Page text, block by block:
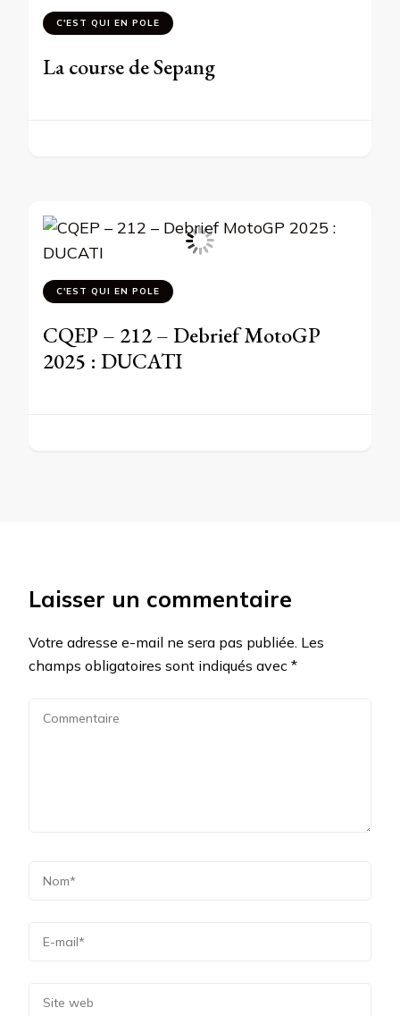
C'EST QUI EN POLE
La course de Sepang
C'EST QUI EN POLE
CQEP – 212 – Debrief MotoGP
2025 : DUCATI
Laisser un commentaire
Votre adresse e-mail ne sera pas publiée. Les
champs obligatoires sont indiqués avec *